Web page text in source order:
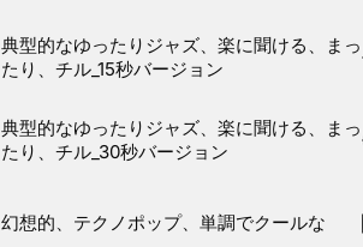
典型的なゆったりジャズ、楽に聞ける、まっ
たり、チル_15秒バージョン
典型的なゆったりジャズ、楽に聞ける、まっ
たり、チル_30秒バージョン
幻想的、テクノポップ、単調でクールな